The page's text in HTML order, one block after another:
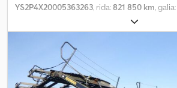
YS2P4X20005363263, rida:821 850 km, galia:
, kuro tipas:
konfigūracija:6x2, kuras:dyzelinas, kuro
, vairuotojo kabina:
emisijos klasė:Euro 6
mm, bendras plotis: 2 500 mm
Gamybos metai:2014, Įranga: diferencialo